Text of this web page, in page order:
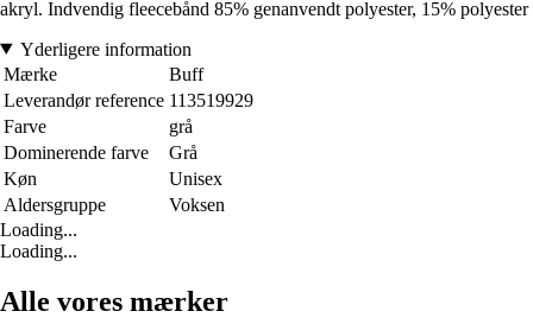
akryl. Indvendig fleecebånd 85% genanvendt polyester, 15% polyester
Yderligere information
Mærke
Buff
Leverandør reference 113519929
Farve
grå
Dominerende farve
Grå
Køn
Unisex
Aldersgruppe
Voksen
Loading...
Loading...
Alle vores mærker